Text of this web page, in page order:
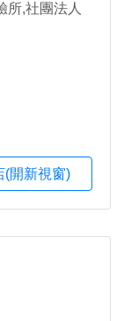
所,社團法人
(開新視窗)